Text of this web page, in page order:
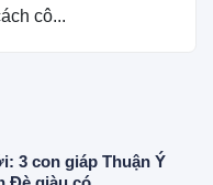
cô...
3 con giáp Thuận Ý